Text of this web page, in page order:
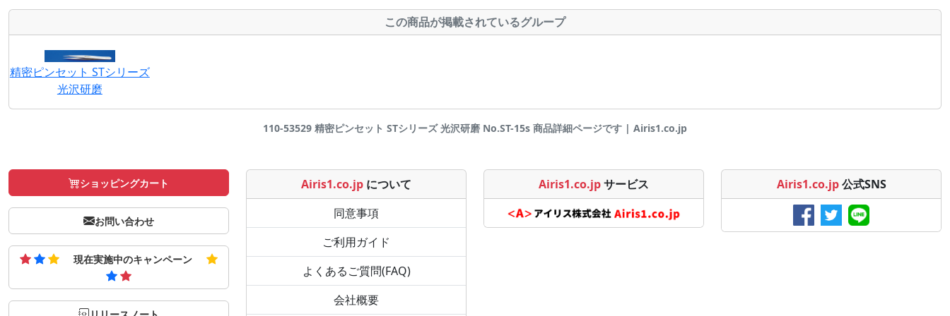
この商品が掲載されているグループ
精密ピンセット STシリーズ
光沢研磨
110-53529 精密ピンセット STシリーズ 光沢研磨 No.ST-15s 商品詳細ページです | Airis1.co.jp
ショッピングカート
お問い合わせ
現在実施中のキャンペーン
Airis1.co.jp について
同意事項
ご利用ガイド
よくあるご質問(FAQ)
会社概要
Airis1.co.jpサービス Airis1.co.jp 公式SNS